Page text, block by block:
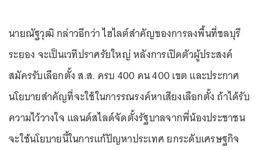
นายณัฐวุฒิ กล่าวอีกว่า ไฮไลต์สำคัญของการลงพื้นที่ชลบุรี
ระยอง จะเป็นเวทีปราศรัยใหญ่ หลังการเปิดตัวผู้ประสงค์
สมัครรับเลือกตั้ง ส.ส. ครบ 400 คน 400 เขต และประกาศ
นโยบายสำคัญที่จะใช้ในการรณรงค์หาเสียงเลือกตั้ง ถ้าได้รับ
ความไว้วางใจ แลนด์สไลด์จัดตั้งรัฐบาลจากพี่น้องประชาชน
จะใช้นโยบายนี้ในการแก้ปัญหาประเทศ ยกระดับเศรษฐกิจ